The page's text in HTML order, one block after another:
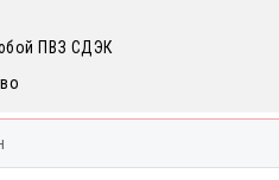
ПВЗ СДЭК